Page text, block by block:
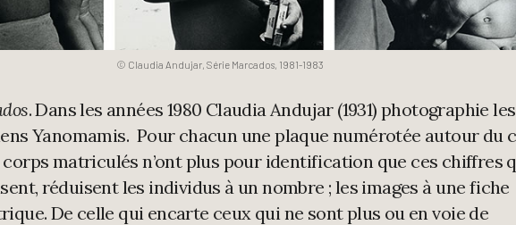
© Claudia Andujar, Série Marcados, 1981-1983
. Dans les années 1980 Claudia Andujar (1931) photographie les
Yanomamis. Pour chacun une plaque numérotée autour du
corps matriculés n’ont plus pour identification que ces chiffres
réduisent les individus à un nombre ; les images à une fiche
De celle qui encarte ceux qui ne sont plus ou en voie de